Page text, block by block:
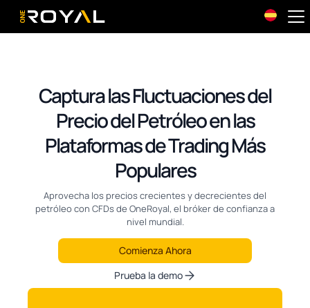
OneRoyal Home
Captura las Fluctuaciones del
Precio del Petróleo en las
Plataformas de Trading Más
Populares
Aprovecha los precios crecientes y decrecientes del
petróleo con CFDs de OneRoyal, el bróker de confianza a
nivel mundial.
Comienza Ahora
Prueba la demo